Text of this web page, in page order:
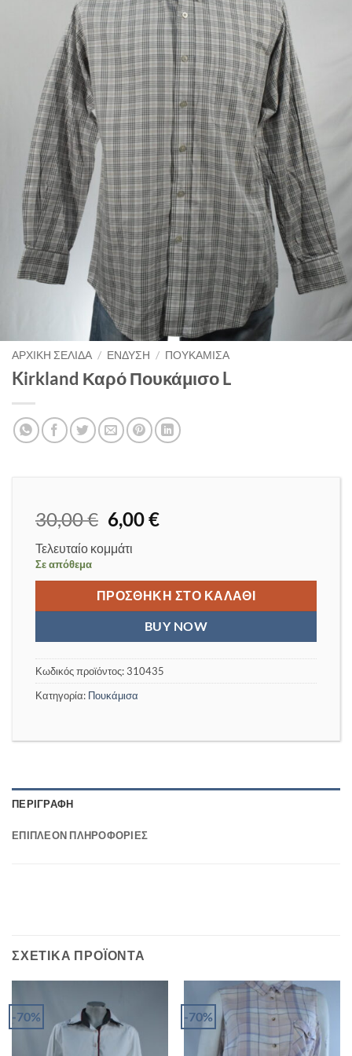
ΑΡΧΙΚΉ ΣΕΛΊΔΑ / ΈΝΔΥΣΗ / ΠΟΥΚΆΜΙΣΑ
Kirkland Καρό Πουκάμισο L
30,00€ Original
price
was:
30,00 €.
6,00€Η
είναι:
6,00 €.
Τελευταίο κομμάτι
Σε απόθεμα
ΠΡΟΣΘΉΚΗ ΣΤΟ ΚΑΛΆΘΙ
BUY NOW
Κωδικός προϊόντος:310435
Κατηγορία: Πουκάμισα
ΠΕΡΙΓΡΑΦΉ
ΕΠΙΠΛΈΟΝ ΠΛΗΡΟΦΟΡΊΕΣ
ΣΧΕΤΙΚΆ ΠΡΟΪΌΝΤΑ
-70% -70%